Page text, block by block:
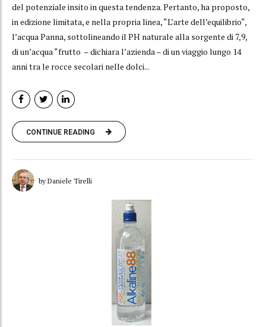
del potenziale insito in questa tendenza. Pertanto, ha proposto,
in edizione limitata, e nella propria linea, “L’arte dell’equilibrio“,
l’acqua Panna, sottolineando il PH naturale alla sorgente di 7,9,
di un’acqua “frutto – dichiara l’azienda – di un viaggio lungo 14
anni tra le rocce secolari nelle dolci...
CONTINUE READING
by Daniele Tirelli